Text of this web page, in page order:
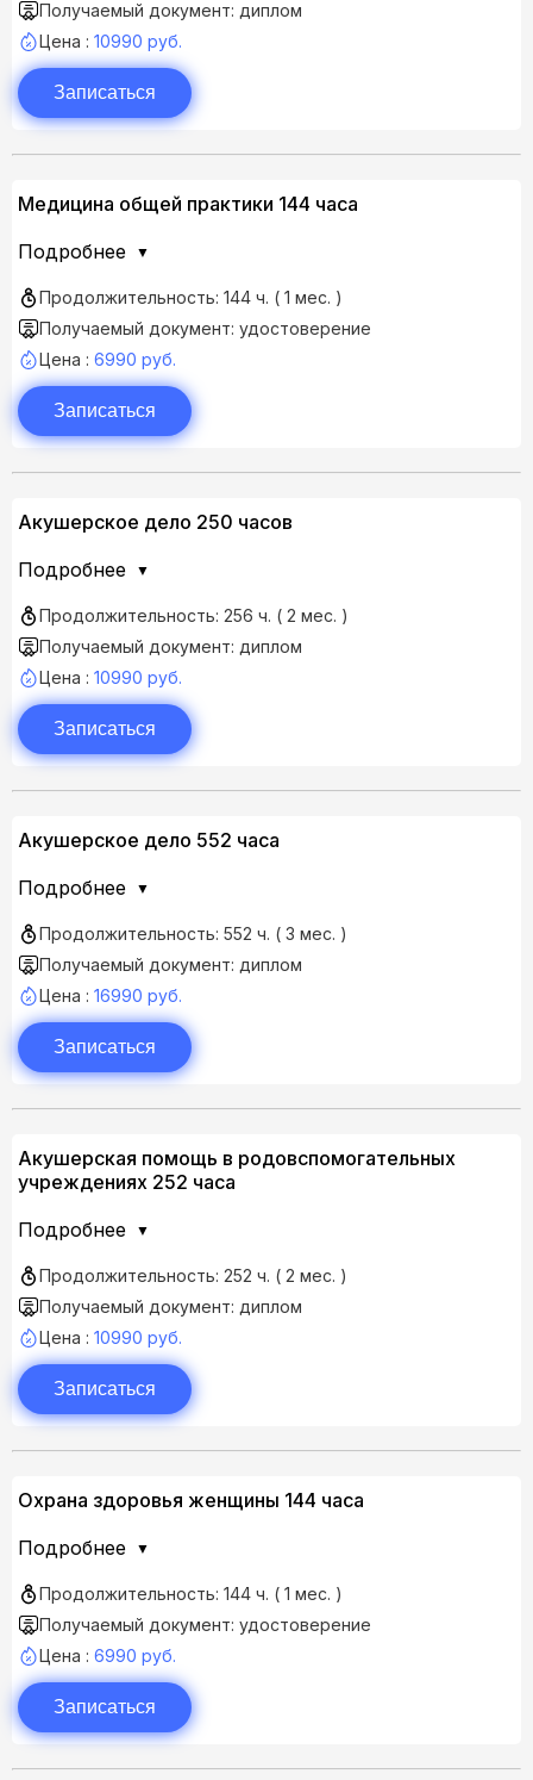
Получаемый документ: диплом
Цена : 10990 руб.
Записаться
Медицина общей практики 144 часа
Подробнее
Продолжительность: 144 ч. ( 1 мес. )
Получаемый документ: удостоверение
Цена : 6990 руб.
Записаться
Акушерское дело 250 часов
Подробнее
Продолжительность: 256 ч. ( 2 мес. )
Получаемый документ: диплом
Цена : 10990 руб.
Записаться
Акушерское дело 552 часа
Подробнее
Продолжительность: 552 ч. ( 3 мес. )
Получаемый документ: диплом
Цена : 16990 руб.
Записаться
Акушерская помощь в родовспомогательных
учреждениях 252 часа
Подробнее
Продолжительность: 252 ч. ( 2 мес. )
Получаемый документ: диплом
Цена : 10990 руб.
Записаться
Охрана здоровья женщины 144 часа
Подробнее
Продолжительность: 144 ч. ( 1 мес. )
Получаемый документ: удостоверение
Цена : 6990 руб.
Записаться